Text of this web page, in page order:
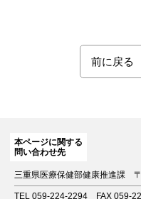
前に戻る
本ページに関する
問い合わせ先
三重県医療保健部健康推進課
TEL 059-224-2294 FAX 059-